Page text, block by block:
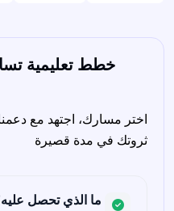
خطط تعليمية
اختر مسارك، اجتهد مع
ثروتك في مدة قصيرة
ما الذي تحصل